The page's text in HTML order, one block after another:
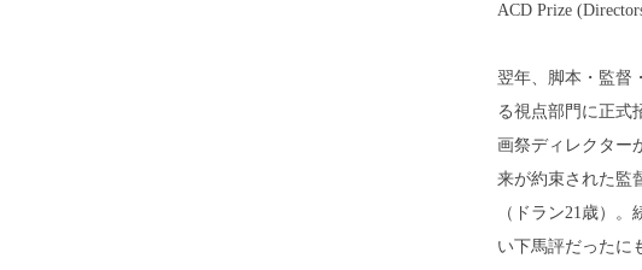
ACD Prize
翌年、脚本・監督
る視点部門に正式
画祭ディレクター
来が約束された監
（ドラン21歳）
い下馬評だったに